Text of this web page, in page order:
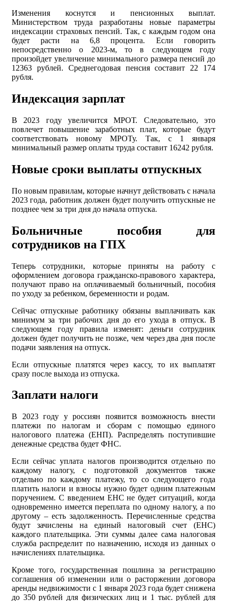
Изменения коснутся и пенсионных выплат.
Министерством труда разработаны новые параметры
индексации страховых пенсий. Так, с каждым годом она
будет расти на 6,8 процента. Если говорить
непосредственно о 2023-м, то в следующем году
произойдет увеличение минимального размера пенсий до
12363 рублей. Среднегодовая пенсия составит 22 174
рубля.
Индексация зарплат
В 2023 году увеличится МРОТ. Следовательно, это
повлечет повышение заработных плат, которые будут
соответствовать новому МРОТу. Так, с 1 января
минимальный размер оплаты труда составит 16242 рубля.
Новые сроки выплаты отпускных
По новым правилам, которые начнут действовать с начала
2023 года, работник должен будет получить отпускные не
позднее чем за три дня до начала отпуска.
Больничные пособия для
сотрудников на ГПХ
Теперь сотрудники, которые приняты на работу с
оформлением договора гражданско-правового характера,
получают право на оплачиваемый больничный, пособия
по уходу за ребенком, беременности и родам.
Сейчас отпускные работнику обязаны выплачивать как
минимум за три рабочих дня до его ухода в отпуск. В
следующем году правила изменят: деньги сотрудник
должен будет получить не позже, чем через два дня после
подачи заявления на отпуск.
Если отпускные платятся через кассу, то их выплатят
сразу после выхода из отпуска.
Заплати налоги
В 2023 году у россиян появится возможность внести
платежи по налогам и сборам с помощью единого
налогового платежа (ЕНП). Распределять поступившие
денежные средства будет ФНС.
Если сейчас уплата налогов производится отдельно по
каждому налогу, с подготовкой документов также
отдельно по каждому платежу, то со следующего года
платить налоги и взносы нужно будет одним платежным
поручением. С введением ЕНС не будет ситуаций, когда
одновременно имеется переплата по одному налогу, а по
другому – есть задолженность. Перечисленные средства
будут зачислены на единый налоговый счет (ЕНС)
каждого плательщика. Эти суммы далее сама налоговая
служба распределит по назначению, исходя из данных о
начислениях плательщика.
Кроме того, государственная пошлина за регистрацию
соглашения об изменении или о расторжении договора
аренды недвижимости с 1 января 2023 года будет снижена
до 350 рублей для физических лиц и 1 тыс. рублей для